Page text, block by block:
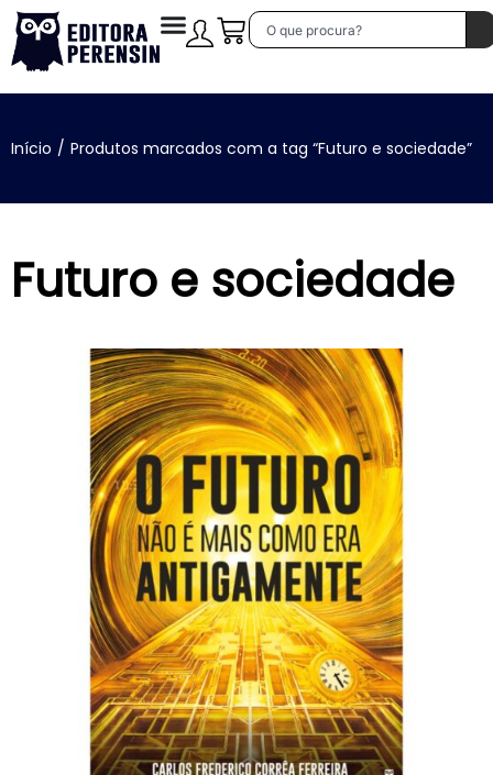
Início / Produtos marcados com a tag “Futuro e sociedade”
Futuro e sociedade